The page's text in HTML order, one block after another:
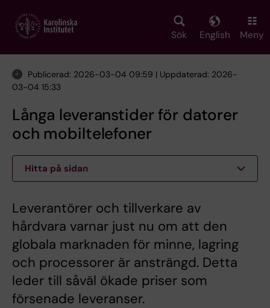
main
Sök English Meny
Publicerad: 2026-03-04 09:59 | Uppdaterad: 2026-
03-04 15:33
Långa leveranstider för datorer
och mobiltelefoner
Hitta på sidan
Leverantörer och tillverkare av
hårdvara varnar just nu om att den
globala marknaden för minne, lagring
och processorer är ansträngd. Detta
leder till såväl ökade priser som
försenade leveranser.